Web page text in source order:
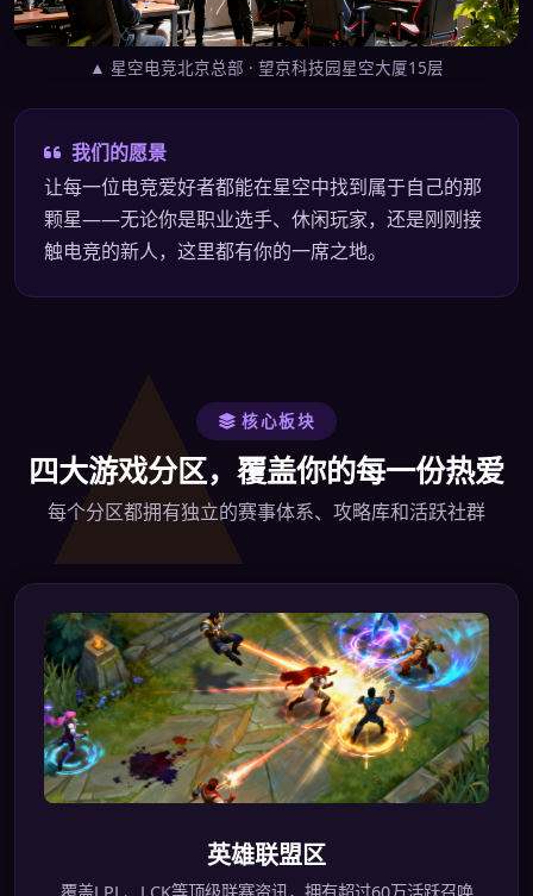
▲ 星空电竞北京总部 · 望京科技园星空大厦15层
我们的愿景
让每一位电竞爱好者都能在星空中找到属于自己的那
颗星——无论你是职业选手、休闲玩家，还是刚刚接
触电竞的新人，这里都有你的一席之地。
核心板块
四大游戏分区，覆盖你的每一份热爱
每个分区都拥有独立的赛事体系、攻略库和活跃社群
英雄联盟区